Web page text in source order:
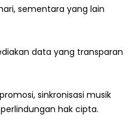
sementara yang lain
data yang transparan
sinkronisasi musik
hak cipta.